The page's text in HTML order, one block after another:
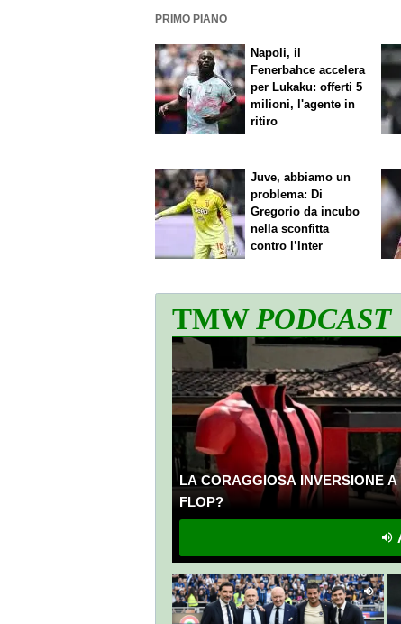
PRIMO PIANO
Napoli, il
Fenerbahce accelera
per Lukaku: offerti 5
milioni, l'agente in
ritiro
Juve, abbiamo un
problema: Di
Gregorio da incubo
nella sconfitta
contro l’Inter
TMWPODCAST
LA CORAGGIOSA INVERSIONE
FLOP?